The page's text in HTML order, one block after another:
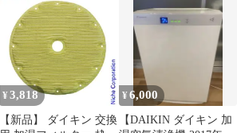
¥ 3,818
【新品】 ダイキン 交換
¥6,000
【DAIKIN ダイキン 加